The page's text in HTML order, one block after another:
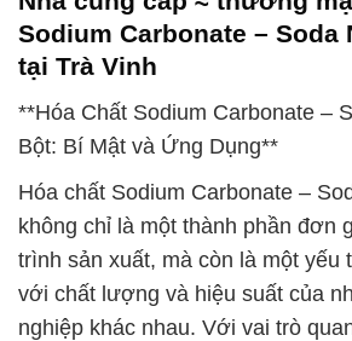
Sodium Carbonate – Soda
tại Trà Vinh
**Hóa Chất Sodium Carbonate –
Bột: Bí Mật và Ứng Dụng**
Hóa chất Sodium Carbonate –
không chỉ là một thành phần đơn
trình sản xuất, mà còn là một yếu
với chất lượng và hiệu suất của
nghiệp khác nhau. Với vai trò